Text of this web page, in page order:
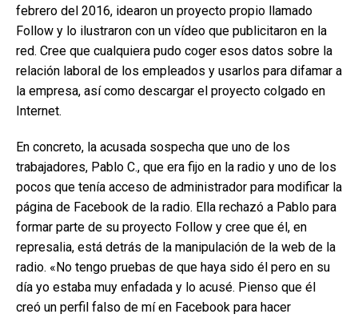
febrero del 2016, idearon un proyecto propio llamado
Follow y lo ilustraron con un vídeo que publicitaron en la
red. Cree que cualquiera pudo coger esos datos sobre la
relación laboral de los empleados y usarlos para difamar a
la empresa, así como descargar el proyecto colgado en
Internet.
En concreto, la acusada sospecha que uno de los
trabajadores, Pablo C., que era fijo en la radio y uno de los
pocos que tenía acceso de administrador para modificar la
página de Facebook de la radio. Ella rechazó a Pablo para
formar parte de su proyecto Follow y cree que él, en
represalia, está detrás de la manipulación de la web de la
radio. «No tengo pruebas de que haya sido él pero en su
día yo estaba muy enfadada y lo acusé. Pienso que él
creó un perfil falso de mí en Facebook para hacer